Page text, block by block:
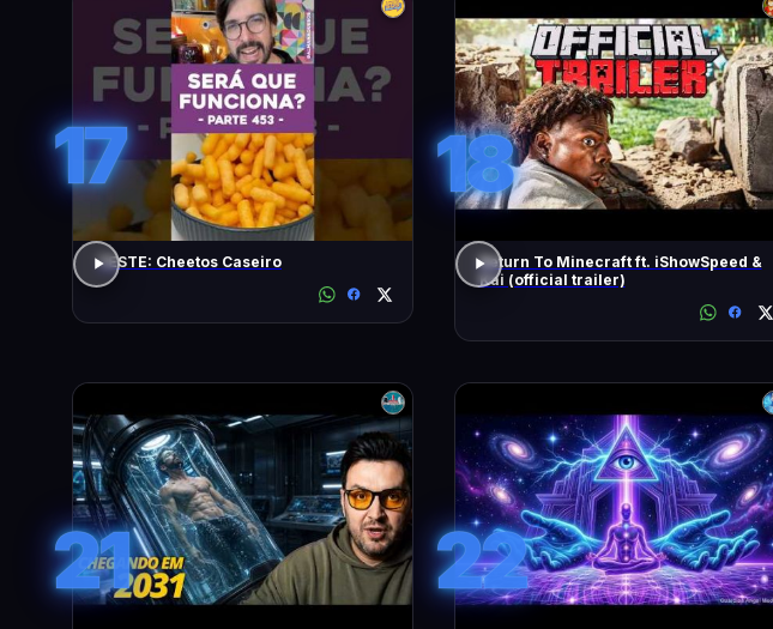
17
TESTE: Cheetos Caseiro
18
Return To Minecraft ft. iShowSpeed &
Kai (official trailer)
21 22